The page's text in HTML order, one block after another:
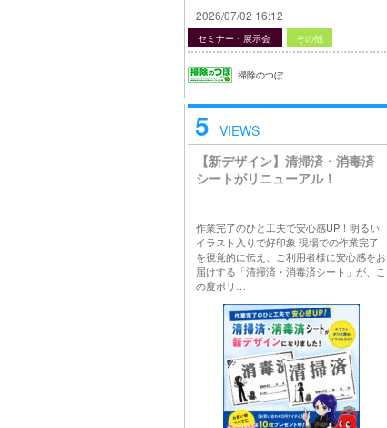
2026/07/02 16:12
セミナー・展示会 その他
掃除のつぼ
5 VIEWS
【新デザイン】清掃済・消毒済
シートがリニューアル！
作業完了のひと工夫で安心感UP！明るい
イラスト入りで好印象 現場での作業完了
を視覚的に伝え、ご利用者様に安心感をお
届けする「清掃済・消毒済シート」が、こ
の度ポリ…